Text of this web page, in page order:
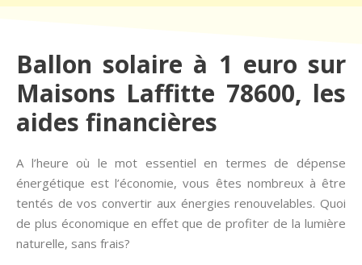
Ballon solaire à 1 euro sur
Maisons Laffitte 78600, les
aides financières
A l’heure où le mot essentiel en termes de dépense
énergétique est l’économie, vous êtes nombreux à être
tentés de vos convertir aux énergies renouvelables. Quoi
de plus économique en effet que de profiter de la lumière
naturelle, sans frais?